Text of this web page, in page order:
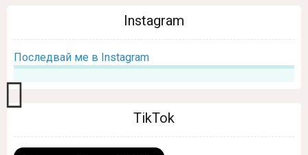
Instagram
Последвай ме в Instagram
TikTok